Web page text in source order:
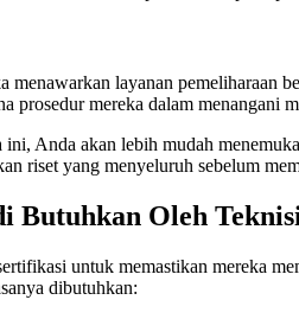
menawarkan layanan pemeliharaan
prosedur mereka dalam menangani
Anda akan lebih mudah
riset yang menyeluruh sebelum
Butuhkan Oleh
untuk memastikan mereka
dibutuhkan: